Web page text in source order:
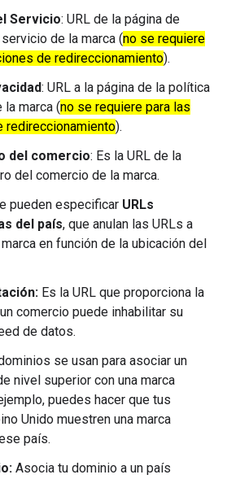
Servicio: URL de la página de
de la marca (no se requiere
de redireccionamiento).
: URL a la página de la política
la marca (no se requiere para las
redireccionamiento).
del comercio: Es la URL de la
del comercio de la marca.
pueden especificar URLs
del país, que anulan las URLs a
en función de la ubicación del
Es la URL que proporciona la
comercio puede inhabilitar su
de datos.
se usan para asociar un
nivel superior con una marca
puedes hacer que tus
Unido muestren una marca
país.
Asocia tu dominio a un país